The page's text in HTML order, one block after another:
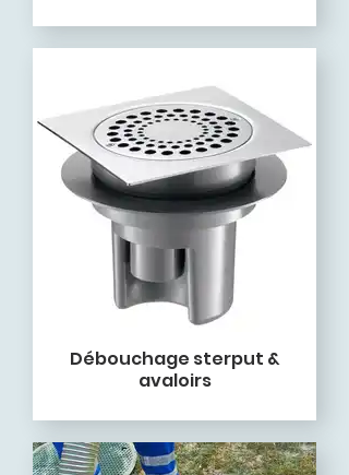
Débouchage sterput &
avaloirs